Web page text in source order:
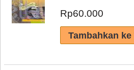
Rp60.000